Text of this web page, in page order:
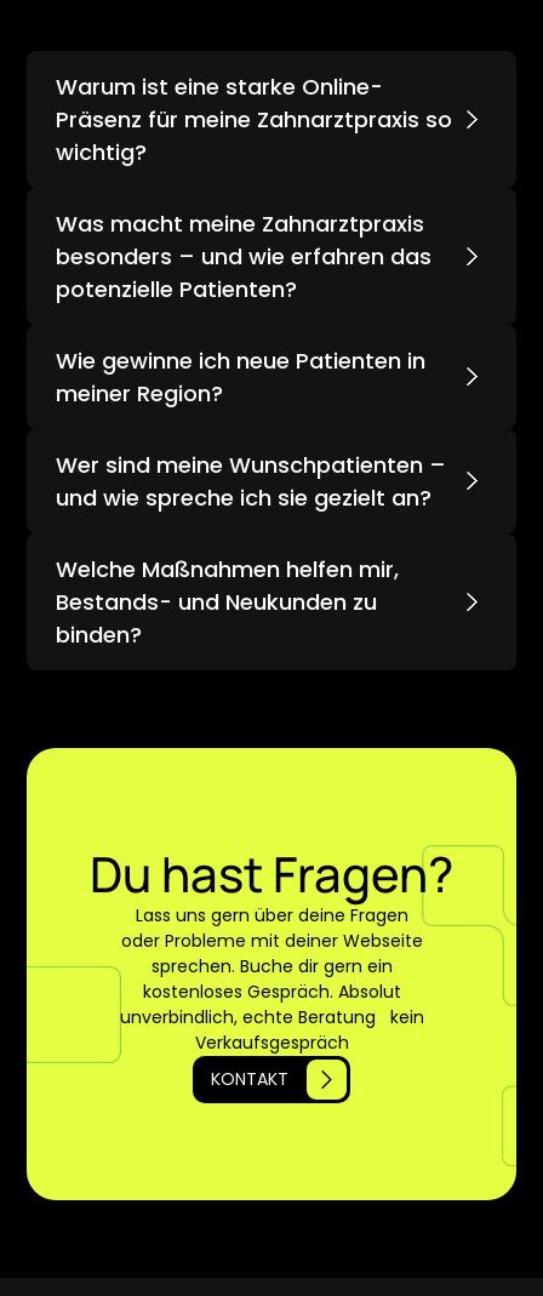
Warum ist eine starke Online-
Präsenz für meine Zahnarztpraxis so
wichtig?
einem Zahnarzt – ohne Sichtbarkeit wirst du
übersehen.
Was macht meine Zahnarztpraxis
besonders – und wie erfahren das
potenzielle Patienten?
Service überzeugend zu präsentieren.
Wie gewinne ich neue Patienten in
meiner Region?
genau die Menschen, die deine Praxis
brauchen.
Wer sind meine Wunschpatienten –
und wie spreche ich sie gezielt an?
Zielgruppe ansprechen und Vertrauen
schaffen.
Welche Maßnahmen helfen mir,
Bestands- und Neukunden zu
binden?
Du hast Fragen?
Lass uns gern über deine Fragen
oder Probleme mit deiner Webseite
sprechen. Buche dir gern ein
kostenloses Gespräch. Absolut
unverbindlich, echte Beratung kein
Verkaufsgespräch
KONTAKT